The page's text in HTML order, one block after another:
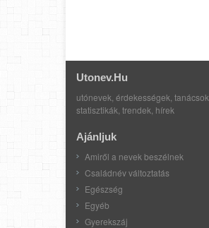
Utonev.hu
utónevek, érdekességek, tanácsok,
statisztikák, trendek, hírek
Ajánljuk
Amiről a nevek beszélnek
Családnév változtatás
Egészség
Egyéb
Gyerekszáj